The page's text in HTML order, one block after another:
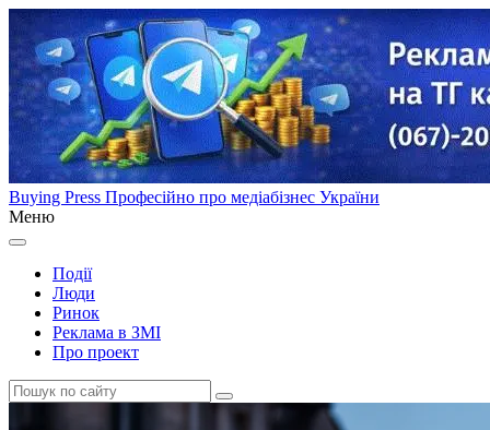
Buying Press Професійно про медіабізнес України
Меню
Події
Люди
Ринок
Реклама в ЗМІ
Про проект